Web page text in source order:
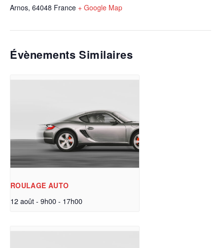
Arnos, 64048 France + Google Map
Évènements Similaires
ROULAGE AUTO
12 août - 9h00- 17h00